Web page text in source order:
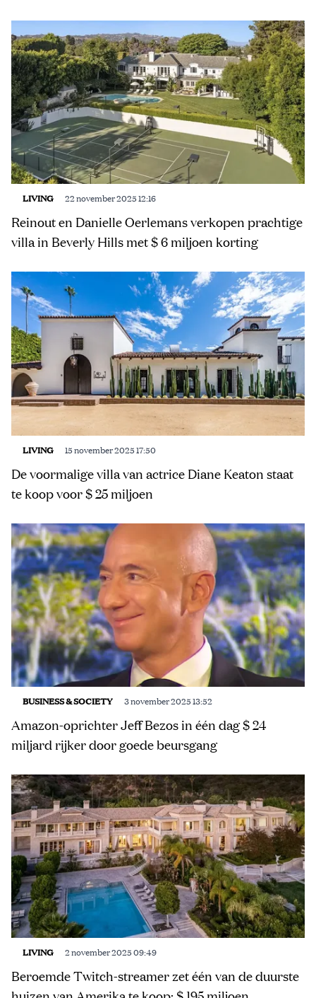
LIVING 22 november 2025 12:16
Reinout en Danielle Oerlemans verkopen prachtige
villa in Beverly Hills met $ 6 miljoen korting
LIVING 15 november 2025 17:50
De voormalige villa van actrice Diane Keaton staat
te koop voor $ 25 miljoen
BUSINESS & SOCIETY 3 november 2025 13:52
Amazon-oprichter Jeff Bezos in één dag $ 24
miljard rijker door goede beursgang
LIVING 2 november 2025 09:49
Beroemde Twitch-streamer zet één van de duurste